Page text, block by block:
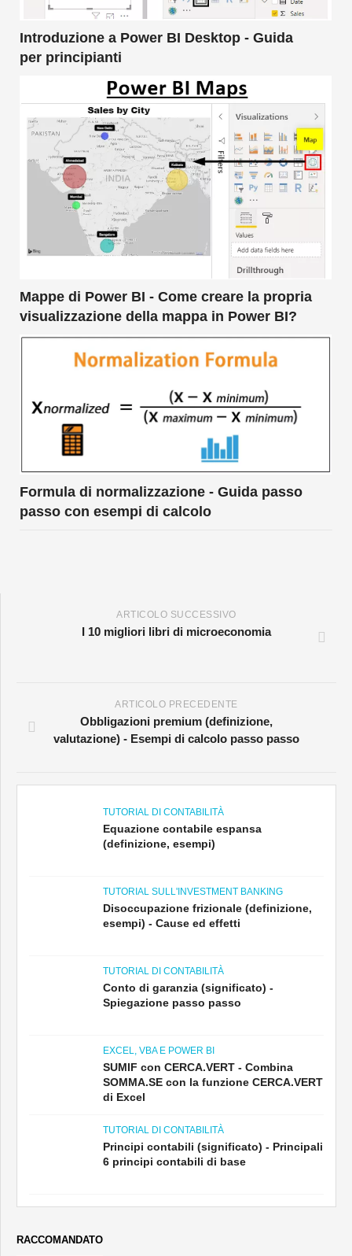
Introduzione a Power BI Desktop - Guida
per principianti
Mappe di Power BI - Come creare la propria
visualizzazione della mappa in Power BI?
Formula di normalizzazione - Guida passo
passo con esempi di calcolo
ARTICOLO SUCCESSIVO
I 10 migliori libri di microeconomia
ARTICOLO PRECEDENTE
Obbligazioni premium (definizione,
valutazione) - Esempi di calcolo passo passo
TUTORIAL DI CONTABILITÀ
Equazione contabile espansa
(definizione, esempi)
TUTORIAL SULL'INVESTMENT BANKING
Disoccupazione frizionale (definizione,
esempi) - Cause ed effetti
TUTORIAL DI CONTABILITÀ
Conto di garanzia (significato) -
Spiegazione passo passo
EXCEL, VBA E POWER BI
SUMIF con CERCA.VERT - Combina
SOMMA.SE con la funzione CERCA.VERT
di Excel
TUTORIAL DI CONTABILITÀ
Principi contabili (significato) - Principali
6 principi contabili di base
RACCOMANDATO